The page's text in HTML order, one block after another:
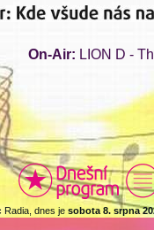
On-Air: LION D -
Radia, dnes je sobota 8. srpna